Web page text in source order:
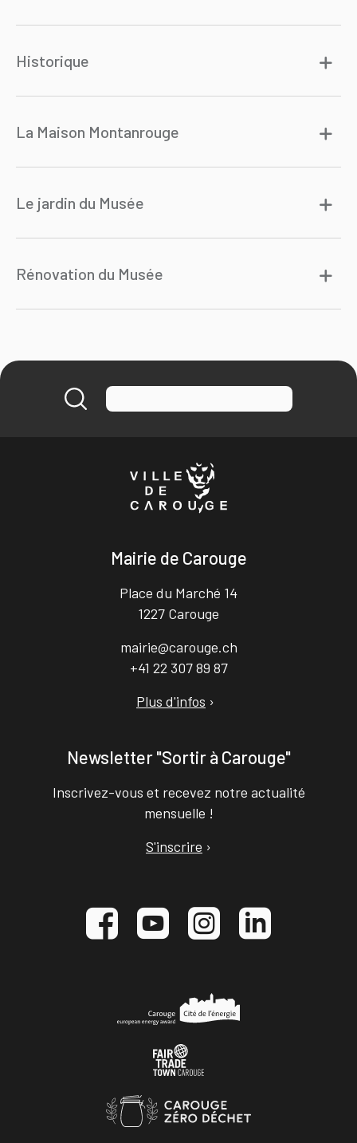
Historique
La Maison Montanrouge
Le jardin du Musée
Rénovation du Musée
Mairie de Carouge
Place du Marché 14
1227 Carouge
mairie@carouge.ch
+41 22 307 89 87
Plus d'infos ›
Newsletter "Sortir à Carouge"
Inscrivez-vous et recevez notre actualité
mensuelle !
S'inscrire ›